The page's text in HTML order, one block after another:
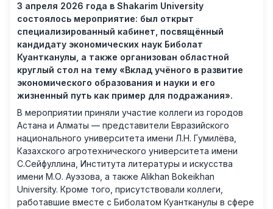
3 апреля 2026 года в Shakarim University
состоялось мероприятие: был открыт
специализированный кабинет, посвящённый
кандидату экономических наук Биболат
Куантканулы, а также организован областной
круглый стол на тему «Вклад учёного в развитие
экономического образования и науки и его
жизненный путь как пример для подражания».
В мероприятии приняли участие коллеги из городов
Астана и Алматы — представители Евразийского
национального университета имени Л.Н. Гумилёва,
Казахского агротехнического университета имени
С.Сейфуллина, Института литературы и искусства
имени М.О. Ауэзова, а также Alikhan Bokeikhan
University. Кроме того, присутствовали коллеги,
работавшие вместе с Биболатом Куантканулы в сфере